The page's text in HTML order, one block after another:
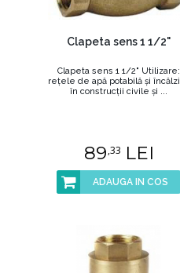
Clapeta sens 1 1/2"
Clapeta sens 1 1/2" Utilizare:
reţele de apă potabilă şi
în construcţii civile şi ...
89,33LEI
ADAUGA IN COS